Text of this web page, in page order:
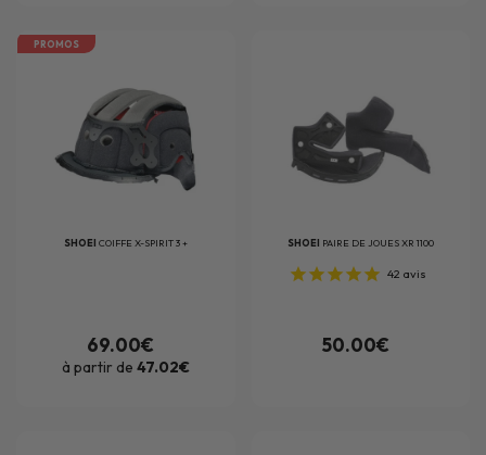
PROMOS
SHOEI COIFFE X-SPIRIT 3 +
69.00€
à partir de 47.02€
SHOEI PAIRE DE JOUES XR 1100
42 avis
50.00€